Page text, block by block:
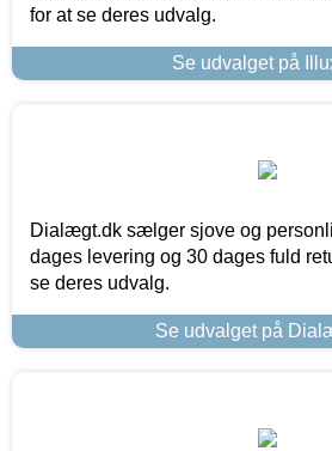
for at se deres udvalg.
Se udvalget på
Dialægt.dk sælger sjove og
dages levering og 30 dages fuld
se deres udvalg.
Se udvalget på